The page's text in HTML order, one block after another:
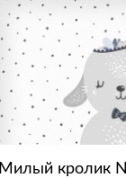
Милый кролик N